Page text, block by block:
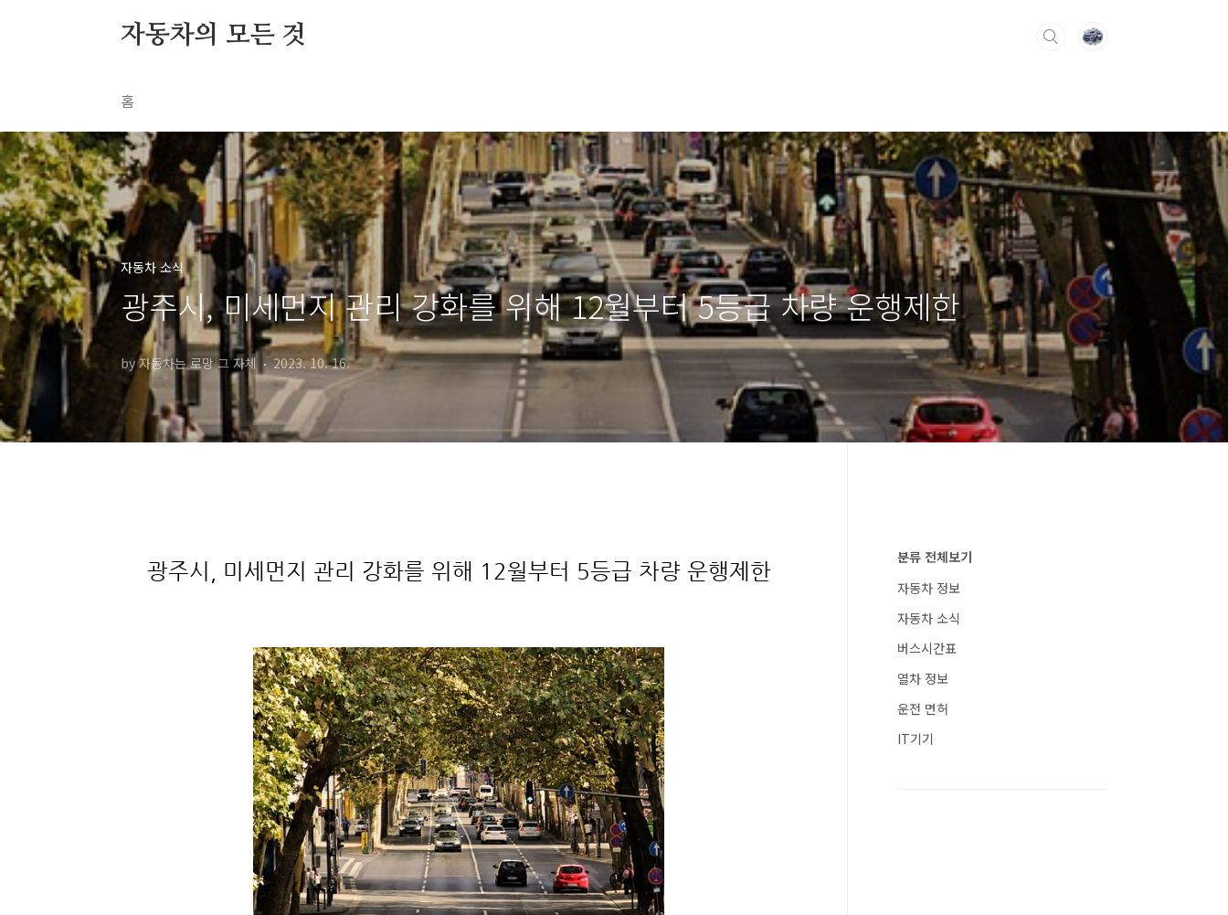
자동차의 모든 것
홈
자동차 소식
광주시, 미세먼지 관리 강화를 위해 12월부터 5등급 차량 운행제한
by 자동차는 로망 그 자체 2023. 10. 16.
광주시, 미세먼지 관리 강화를 위해 12월부터 5등급 차량 운행제한
분류 전체보기
자동차 정보
자동차 소식
버스시간표
열차 정보
운전 면허
IT기기